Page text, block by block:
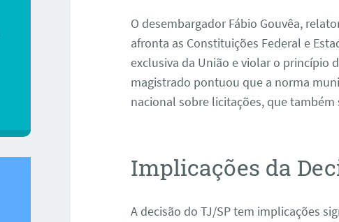
O desembargador Fábio Gouvêa,
afronta as Constituições Federal e
exclusiva da União e violar o princípio
magistrado pontuou que a norma
nacional sobre licitações, que
Implicações da
A decisão do TJ/SP tem implicações